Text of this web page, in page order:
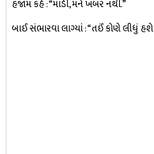
હજામ કહે : “માડી, મને ખબર નથી.”
બાઈ સંભારવા લાગ્યાં : “તઈં કોણે લીધું હશે